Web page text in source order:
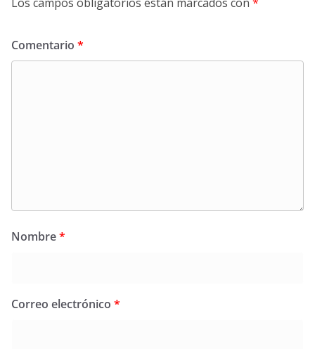
Comentario *
Nombre*
Correo electrónico *